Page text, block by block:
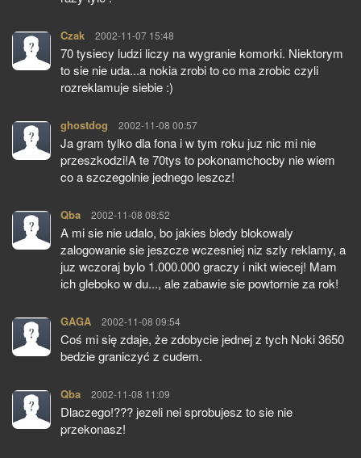
Czak pisze:
2002-11-07 15:48
70 tysiecy ludzi liczy na wygranie komorki. Niektorym
to sie nie uda...a nokia zrobi to co ma zrobic czyli
rozreklamuje siebie :)
ghostdog pisze:
2002-11-08 00:57
Ja gram tylko dla fona i w tym roku juz nic mi nie
przeszkodzi!A te 70tys to pokonamchocby nie wiem
co a szczegolnie jednego leszcz!
Qba pisze:
2002-11-08 08:52
A mi sie nie udalo, bo jakies bledy blokowaly
zalogowanie sie jeszcze wczesniej niz szly reklamy, a
juz wczoraj bylo 1.000.000 graczy i nikt wiecej! Mam
ich gleboko w du..., ale zabawie sie powtornie za rok!
GAGA pisze:
2002-11-08 09:54
Coś mi się zdaje, że zdobycie jednej z tych Noki 3650
bedzie graniczyć z cudem.
Qba pisze:
2002-11-08 11:09
Dlaczego!??? jezeli nei sprobujesz to sie nie
przekonasz!